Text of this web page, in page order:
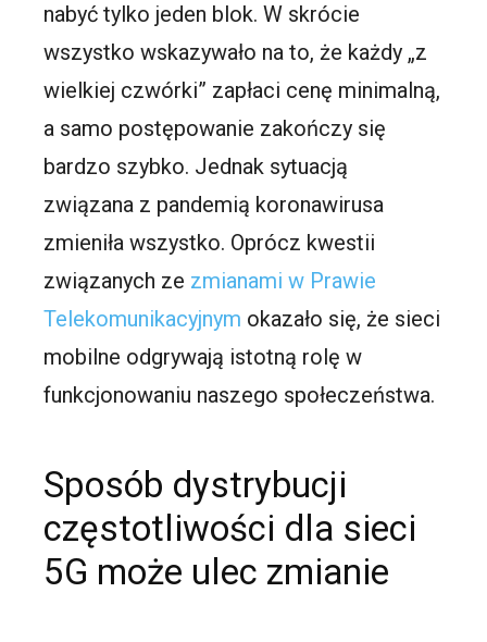
nabyć tylko jeden blok. W skrócie
wszystko wskazywało na to, że każdy „z
wielkiej czwórki” zapłaci cenę minimalną,
a samo postępowanie zakończy się
bardzo szybko. Jednak sytuacją
związana z pandemią koronawirusa
zmieniła wszystko. Oprócz kwestii
związanych ze zmianami w Prawie
Telekomunikacyjnym okazało się, że sieci
mobilne odgrywają istotną rolę w
funkcjonowaniu naszego społeczeństwa.
Sposób dystrybucji
częstotliwości dla sieci
5G może ulec zmianie